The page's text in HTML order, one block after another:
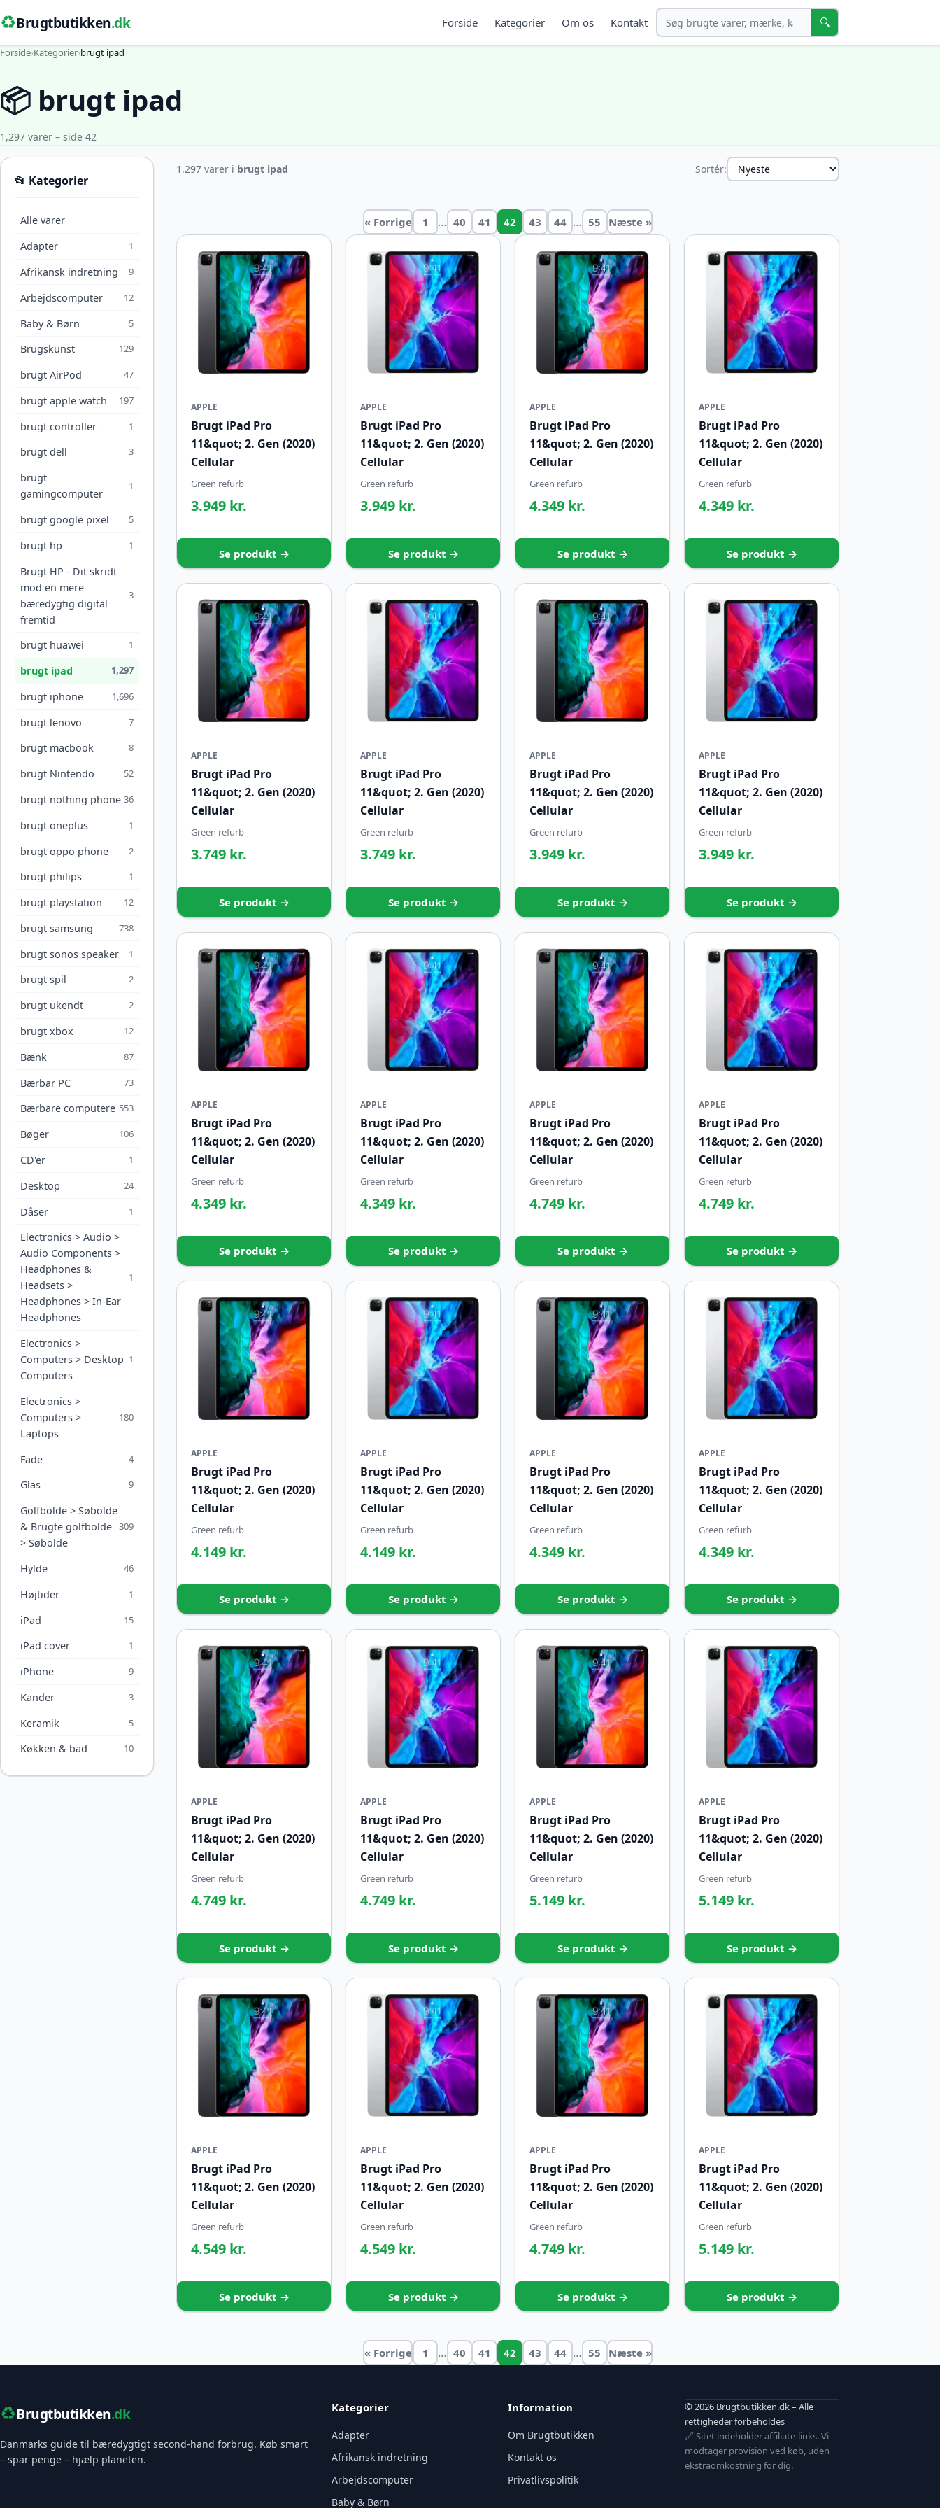
♻️Brugtbutikken.dk Forside Kategorier Om os Kontakt Søg 🔍
Forside›Kategorier›brugt ipad
📦 brugt ipad
1,297 varer – side 42
📂 Kategorier
Alle varer
Adapter
1
Afrikansk indretning 9
Arbejdscomputer 12
Baby & Børn 5
Brugskunst 129
brugt AirPod 47
brugt apple watch 197
brugt controller 1
brugt dell 3
brugt
gamingcomputer
1
brugt google pixel 5
brugt hp 1
Brugt HP - Dit skridt
mod en mere
bæredygtig digital
fremtid
3
brugt huawei 1
brugt ipad 1,297
brugt iphone 1,696
brugt lenovo 7
brugt macbook 8
brugt Nintendo 52
brugt nothing phone 36
brugt oneplus 1
brugt oppo phone 2
brugt philips 1
brugt playstation 12
brugt samsung 738
brugt sonos speaker 1
brugt spil 2
brugt ukendt 2
brugt xbox 12
Bænk 87
Bærbar PC 73
Bærbare computere 553
Bøger 106
CD'er 1
Desktop 24
Dåser 1
Electronics > Audio >
Audio Components >
Headphones &
Headsets >
Headphones > In-Ear
Headphones
1
Electronics >
Computers > Desktop
Computers
1
Electronics >
Computers >
Laptops
180
Fade 4
Glas 9
Golfbolde > Søbolde
& Brugte golfbolde
> Søbolde
309
Hylde 46
Højtider 1
iPad 15
iPad cover 1
iPhone 9
Kander 3
Keramik 5
Køkken & bad 10
1,297 varer i brugt ipad Sortér:
« Forrige 1 … 40 41 42 43 44 … 55 Næste »
APPLE
Brugt iPad Pro
11&quot; 2. Gen (2020)
Cellular
Green refurb
3.949 kr.
Se produkt →
APPLE
Brugt iPad Pro
11&quot; 2. Gen (2020)
Cellular
Green refurb
3.949 kr.
Se produkt →
APPLE
Brugt iPad Pro
11&quot; 2. Gen (2020)
Cellular
Green refurb
4.349 kr.
Se produkt →
APPLE
Brugt iPad Pro
11&quot; 2. Gen (2020)
Cellular
Green refurb
4.349 kr.
Se produkt →
APPLE
Brugt iPad Pro
11&quot; 2. Gen (2020)
Cellular
Green refurb
3.749 kr.
Se produkt →
APPLE
Brugt iPad Pro
11&quot; 2. Gen (2020)
Cellular
Green refurb
3.749 kr.
Se produkt →
APPLE
Brugt iPad Pro
11&quot; 2. Gen (2020)
Cellular
Green refurb
3.949 kr.
Se produkt →
APPLE
Brugt iPad Pro
11&quot; 2. Gen (2020)
Cellular
Green refurb
3.949 kr.
Se produkt →
APPLE
Brugt iPad Pro
11&quot; 2. Gen (2020)
Cellular
Green refurb
4.349 kr.
Se produkt →
APPLE
Brugt iPad Pro
11&quot; 2. Gen (2020)
Cellular
Green refurb
4.349 kr.
Se produkt →
APPLE
Brugt iPad Pro
11&quot; 2. Gen (2020)
Cellular
Green refurb
4.749 kr.
Se produkt →
APPLE
Brugt iPad Pro
11&quot; 2. Gen (2020)
Cellular
Green refurb
4.749 kr.
Se produkt →
APPLE
Brugt iPad Pro
11&quot; 2. Gen (2020)
Cellular
Green refurb
4.149 kr.
Se produkt →
APPLE
Brugt iPad Pro
11&quot; 2. Gen (2020)
Cellular
Green refurb
4.149 kr.
Se produkt →
APPLE
Brugt iPad Pro
11&quot; 2. Gen (2020)
Cellular
Green refurb
4.349 kr.
Se produkt →
APPLE
Brugt iPad Pro
11&quot; 2. Gen (2020)
Cellular
Green refurb
4.349 kr.
Se produkt →
APPLE
Brugt iPad Pro
11&quot; 2. Gen (2020)
Cellular
Green refurb
4.749 kr.
Se produkt →
APPLE
Brugt iPad Pro
11&quot; 2. Gen (2020)
Cellular
Green refurb
4.749 kr.
Se produkt →
APPLE
Brugt iPad Pro
11&quot; 2. Gen (2020)
Cellular
Green refurb
5.149 kr.
Se produkt →
APPLE
Brugt iPad Pro
11&quot; 2. Gen (2020)
Cellular
Green refurb
5.149 kr.
Se produkt →
APPLE
Brugt iPad Pro
11&quot; 2. Gen (2020)
Cellular
Green refurb
4.549 kr.
Se produkt →
APPLE
Brugt iPad Pro
11&quot; 2. Gen (2020)
Cellular
Green refurb
4.549 kr.
Se produkt →
APPLE
Brugt iPad Pro
11&quot; 2. Gen (2020)
Cellular
Green refurb
4.749 kr.
Se produkt →
APPLE
Brugt iPad Pro
11&quot; 2. Gen (2020)
Cellular
Green refurb
5.149 kr.
Se produkt →
« Forrige 1 … 40 41 42 43 44 … 55 Næste »
♻️Brugtbutikken.dk
Danmarks guide til bæredygtigt second-hand forbrug. Køb smart
– spar penge – hjælp planeten.
Kategorier
Adapter
Afrikansk indretning
Arbejdscomputer
Baby & Børn
Information
Om Brugtbutikken
Kontakt os
Privatlivspolitik
© 2026 Brugtbutikken.dk – Alle
rettigheder forbeholdes
🔗 Sitet indeholder affiliate-links. Vi
modtager provision ved køb, uden
ekstraomkostning for dig.